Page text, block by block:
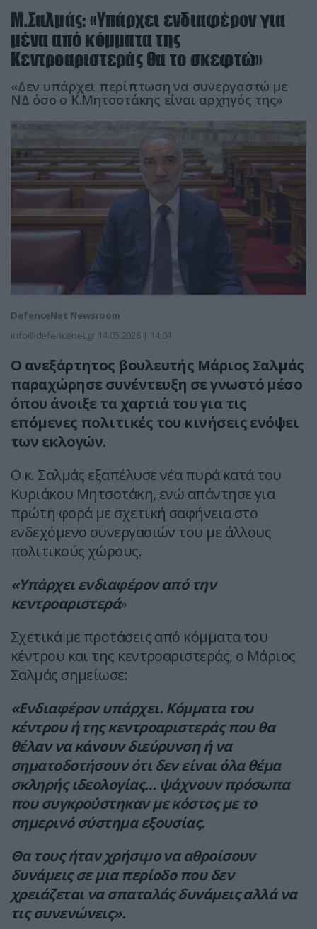
Μ.Σαλμάς: «Υπάρχει ενδιαφέρον για
μένα από κόμματα της
Κεντροαριστεράς θα το σκεφτώ»
«Δεν υπάρχει περίπτωση να συνεργαστώ με
ΝΔ όσο ο Κ.Μητσοτάκης είναι αρχηγός της»
DefenceNet Newsroom
info@defencenet.gr 14.05.2026 | 14:04
Ο ανεξάρτητος βουλευτής Μάριος Σαλμάς
παραχώρησε συνέντευξη σε γνωστό μέσο
όπου άνοιξε τα χαρτιά του για τις
επόμενες πολιτικές του κινήσεις ενόψει
των εκλογών.
Ο κ. Σαλμάς εξαπέλυσε νέα πυρά κατά του
Κυριάκου Μητσοτάκη, ενώ απάντησε για
πρώτη φορά με σχετική σαφήνεια στο
ενδεχόμενο συνεργασιών του με άλλους
πολιτικούς χώρους.
«Υπάρχει ενδιαφέρον από την
κεντροαριστερά»
Σχετικά με προτάσεις από κόμματα του
κέντρου και της κεντροαριστεράς, ο Μάριος
Σαλμάς σημείωσε:
«Ενδιαφέρον υπάρχει. Κόμματα του
κέντρου ή της κεντροαριστεράς που θα
θέλαν να κάνουν διεύρυνση ή να
σηματοδοτήσουν ότι δεν είναι όλα θέμα
σκληρής ιδεολογίας… ψάχνουν πρόσωπα
που συγκρούστηκαν με κόστος με το
σημερινό σύστημα εξουσίας.
Θα τους ήταν χρήσιμο να αθροίσουν
δυνάμεις σε μια περίοδο που δεν
χρειάζεται να σπαταλάς δυνάμεις αλλά να
τις συνενώνεις».